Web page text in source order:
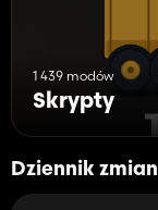
1 439 modów
Skrypty
Dziennik zmian